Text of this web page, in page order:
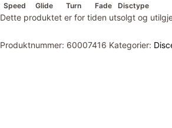
Speed Glide Turn Fade Disctype
Dette produktet er for tiden utsolgt og
Produktnummer: 60007416 Kategorier: